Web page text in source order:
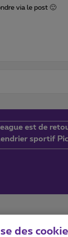
via le post 🙂
est de
sportif
des